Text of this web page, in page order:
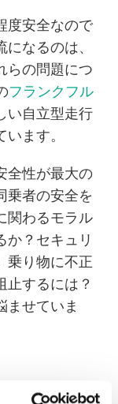
度安全なので
なるのは、
らの問題につ
フランクフル
い自立型走行
ます。
全性が最大の
乗者の安全を
関わるモラル
か？セキュリ
乗り物に不正
止するには？
ませていま